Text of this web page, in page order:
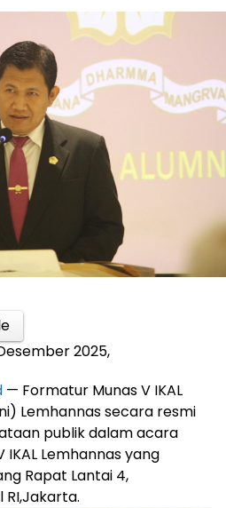
2025,
— Formatur Munas V IKAL
Lemhannas secara resmi
publik dalam acara
IKAL Lemhannas yang
Rapat Lantai 4,
RI,Jakarta.